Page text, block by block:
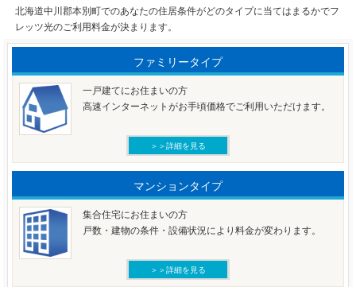
北海道中川郡本別町でのあなたの住居条件がどのタイプに当てはまるかでフ
レッツ光のご利用料金が決まります。
ファミリータイプ
一戸建てにお住まいの方
高速インターネットがお手頃価格でご利用いただけます。
＞＞詳細を見る
マンションタイプ
集合住宅にお住まいの方
戸数・建物の条件・設備状況により料金が変わります。
＞＞詳細を見る